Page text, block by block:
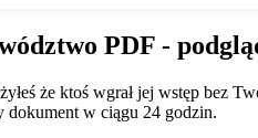
PDF -
że ktoś wgrał jej wstęp bez
dokument w ciągu 24 godzin.